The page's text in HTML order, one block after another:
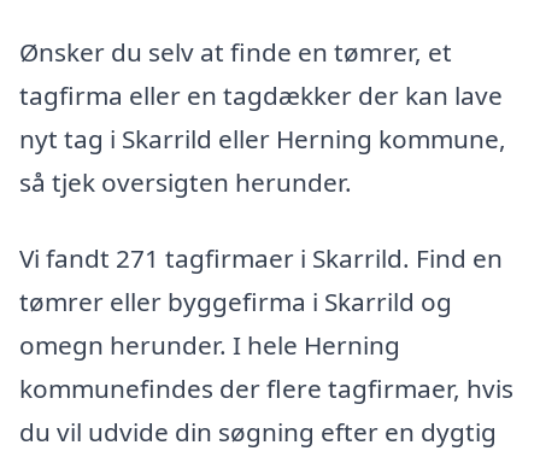
Ønsker du selv at finde en tømrer, et
tagfirma eller en tagdækker der kan lave
nyt tag i Skarrild eller Herning kommune,
så tjek oversigten herunder.
Vi fandt 271 tagfirmaer i Skarrild. Find en
tømrer eller byggefirma i Skarrild og
omegn herunder. I hele Herning
kommunefindes der flere tagfirmaer, hvis
du vil udvide din søgning efter en dygtig